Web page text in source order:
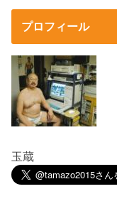
プロフィール
玉蔵